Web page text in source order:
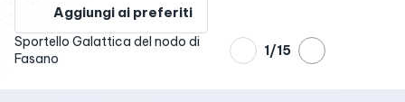
Aggiungi ai preferiti
Sportello Galattica del nodo di
Fasano
1/15